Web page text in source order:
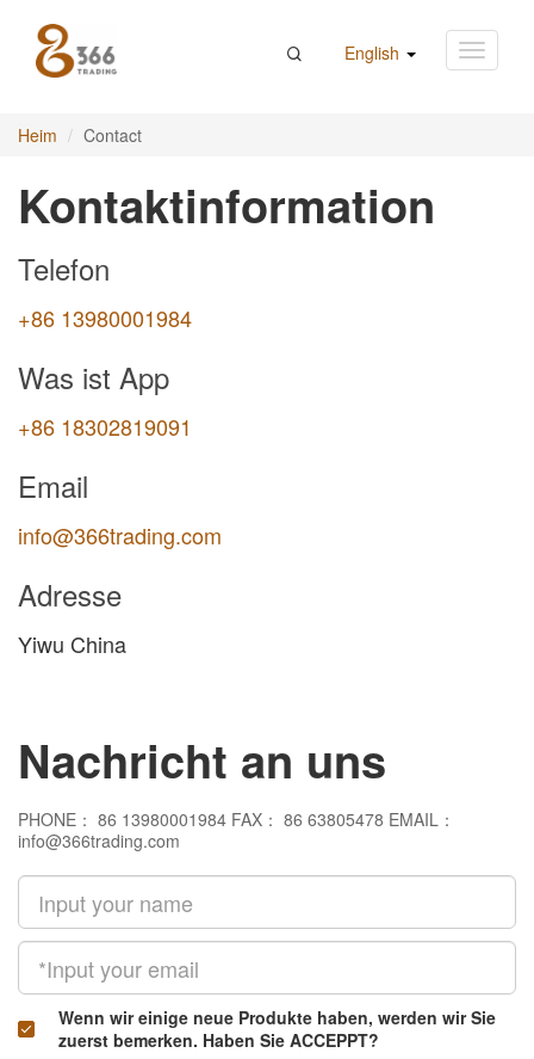
English
Heim Contact
Kontaktinformation
Telefon
+86 13980001984
Was ist App
+86 18302819091
Email
info@366trading.com
Adresse
Yiwu China
Nachricht an uns
PHONE： 86 13980001984 FAX： 86 63805478 EMAIL：
info@366trading.com
Wenn wir einige neue Produkte haben, werden wir Sie
zuerst bemerken. Haben Sie ACCEPPT?